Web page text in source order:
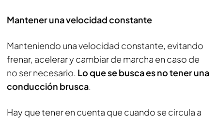
Mantener una velocidad constante
Manteniendo una velocidad constante, evitando
frenar, acelerar y cambiar de marcha en caso de
no ser necesario. Lo que se busca es no tener una
conducción brusca.
Hay que tener en cuenta que cuando se circula a